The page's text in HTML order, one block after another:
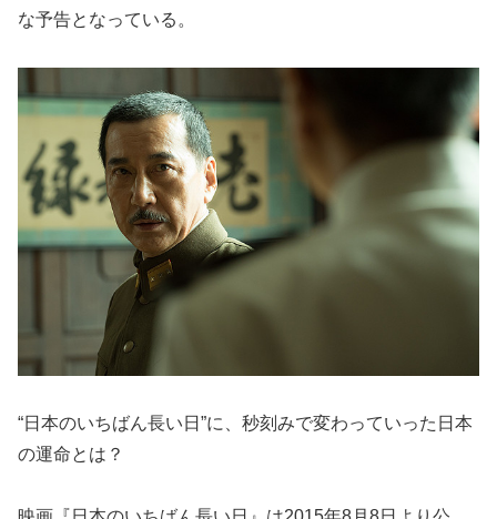
な予告となっている。
“日本のいちばん長い日”に、秒刻みで変わっていった日本
の運命とは？